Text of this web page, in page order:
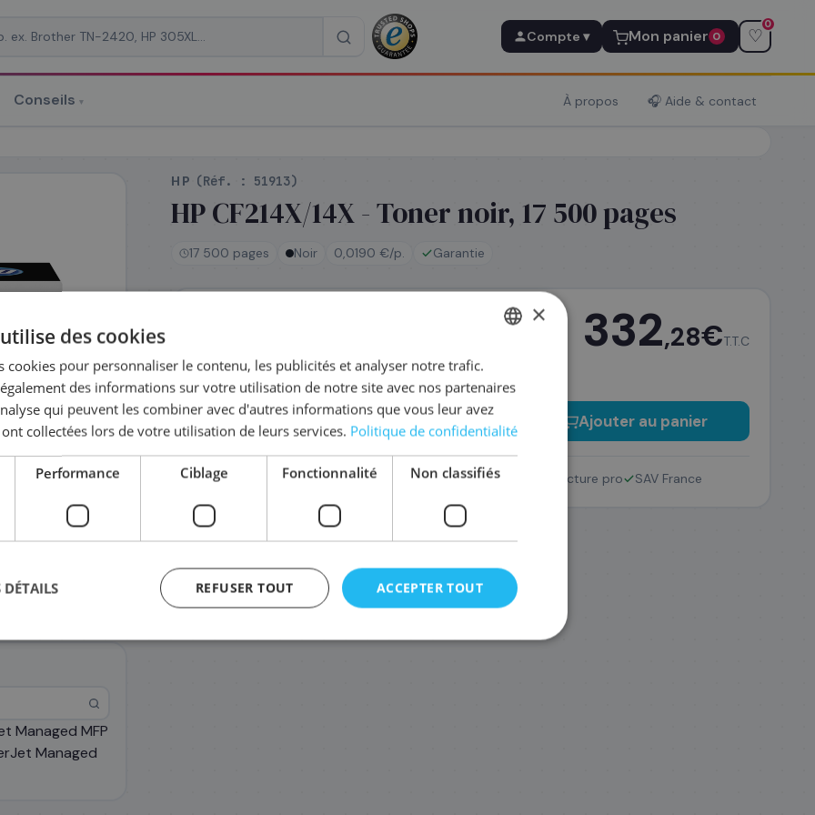
Compte ▾ Mon panier 0 ♡
0
Conseils ▾ À propos 🎧 Aide & contact
Managed MFP
Managed
HP (Réf. : 51913)
HP CF214X/14X - Toner noir, 17 500 pages
17 500 pages Noir 0,0190 €/p. Garantie
commandez avant 14h
Coût par impression :0,0190€
332,28€T.T.C
− + Ajouter au panier
Retour 14 jours Facture pro SAV France
ENGLISH
×
des cookies
cookies pour personnaliser le contenu, les publicités et analyser notre trafic.
des informations sur votre utilisation de notre site avec nos partenaires
qui peuvent les combiner avec d'autres informations que vous leur avez
collectées lors de votre utilisation de leurs services. Politique de confidentialité
Performance Ciblage Fonctionnalité Non classifiés
ACCEPTER TOUT
REFUSER TOUT
DÉTAILS